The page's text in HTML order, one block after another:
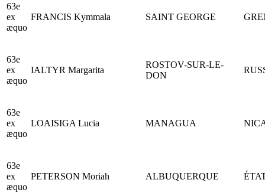
63e
ex
æquo
FRANCIS Kymmala SAINT GEORGE
63e
ex
æquo
IALTYR Margarita
ROSTOV-SUR-LE-
DON
63e
ex
æquo
LOAISIGA Lucia MANAGUA
63e
ex
æquo
PETERSON Moriah ALBUQUERQUE